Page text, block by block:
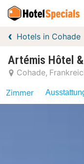
Hotels in Cohade
Artémis Hôtel
Cohade
Zimmer